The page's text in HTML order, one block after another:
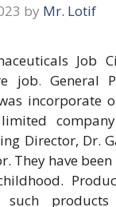
by Mr. Lotif
Job
job. General
incorporate
Director, Dr.
They have